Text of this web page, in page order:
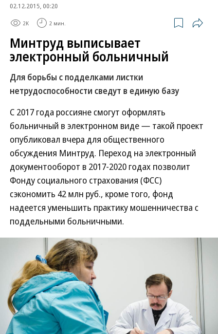
02.12.2015, 00:20
2K 2 мин.
Минтруд выписывает
электронный больничный
Для борьбы с подделками листки
нетрудоспособности сведут в единую базу
С 2017 года россияне смогут оформлять
больничный в электронном виде — такой проект
опубликовал вчера для общественного
обсуждения Минтруд. Переход на электронный
документооборот в 2017-2020 годах позволит
Фонду социального страхования (ФСС)
сэкономить 42 млн руб., кроме того, фонд
надеется уменьшить практику мошенничества с
поддельными больничными.